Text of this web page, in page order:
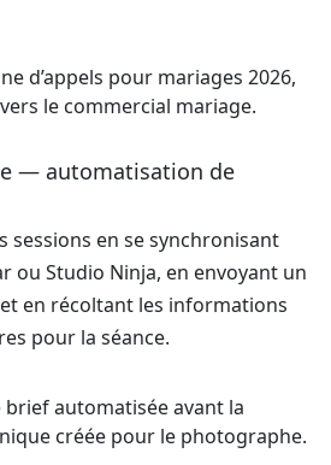
d’appels pour mariages 2026,
le commercial mariage.
— automatisation de
sessions en se synchronisant
ou Studio Ninja, en envoyant un
en récoltant les informations
pour la séance.
brief automatisée avant la
créée pour le photographe.